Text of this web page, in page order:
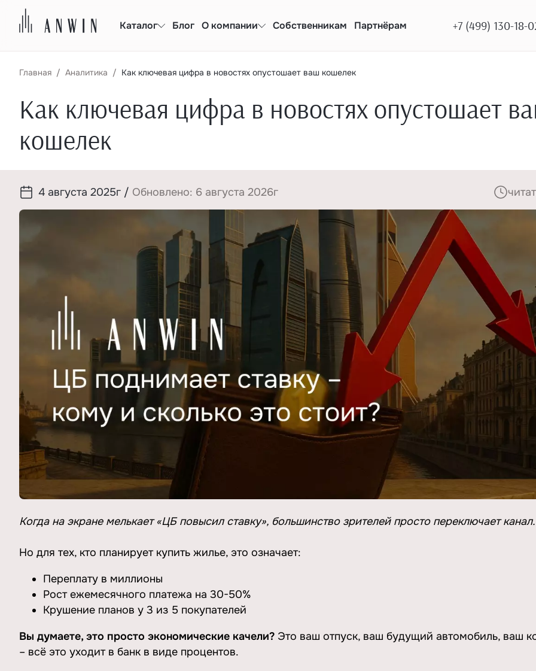
Каталог Блог О компании Собственникам Партнёрам +7 (499) 130-18-
Главная Аналитика Как ключевая цифра в новостях опустошает ваш кошелек
Как ключевая цифра в новостях опустошает
кошелек
4 августа 2025г / Обновлено: 6 августа 2026г
Когда на экране мелькает «ЦБ повысил ставку», большинство зрителей просто переключает канал.
Но для тех, кто планирует купить жилье, это означает:
Переплату в миллионы
Рост ежемесячного платежа на 30-50%
Крушение планов у 3 из 5 покупателей
Вы думаете, это просто экономические качели? Это ваш отпуск, ваш будущий автомобиль, ваш
– всё это уходит в банк в виде процентов.